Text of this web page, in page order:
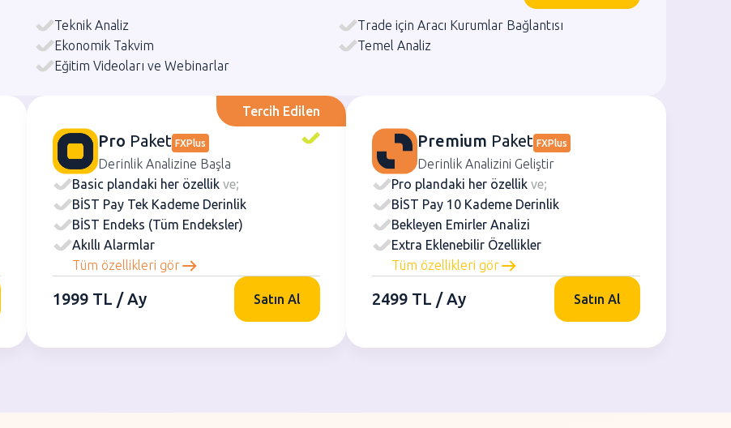
Teknik Analiz
Ekonomik Takvim
Eğitim Videoları ve Webinarlar
Trade için Aracı Kurumlar Bağlantısı
Temel Analiz
Tercih Edilen
Pro Paket FXPlus
Derinlik Analizine Başla
Basic plandaki her özellik ve;
BİST Pay Tek Kademe Derinlik
BİST Endeks (Tüm Endeksler)
Akıllı Alarmlar
Tüm özellikleri gör
1999 TL / Ay Satın Al
Premium Paket FXPlus
Derinlik Analizini Geliştir
Pro plandaki her özellikve;
BİST Pay 10 Kademe Derinlik
Bekleyen Emirler Analizi
Extra Eklenebilir Özellikler
Tüm özellikleri gör
2499 TL / Ay Satın Al